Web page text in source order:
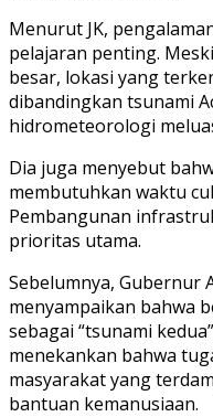
Menurut JK,
pelajaran penting.
besar, lokasi yang
dibandingkan tsunami
hidrometeorologi
Dia juga menyebut
membutuhkan waktu
Pembangunan
prioritas utama.
Sebelumnya, Gubernur
menyampaikan bahwa
sebagai “tsunami
menekankan bahwa
masyarakat yang
bantuan kemanusiaan.